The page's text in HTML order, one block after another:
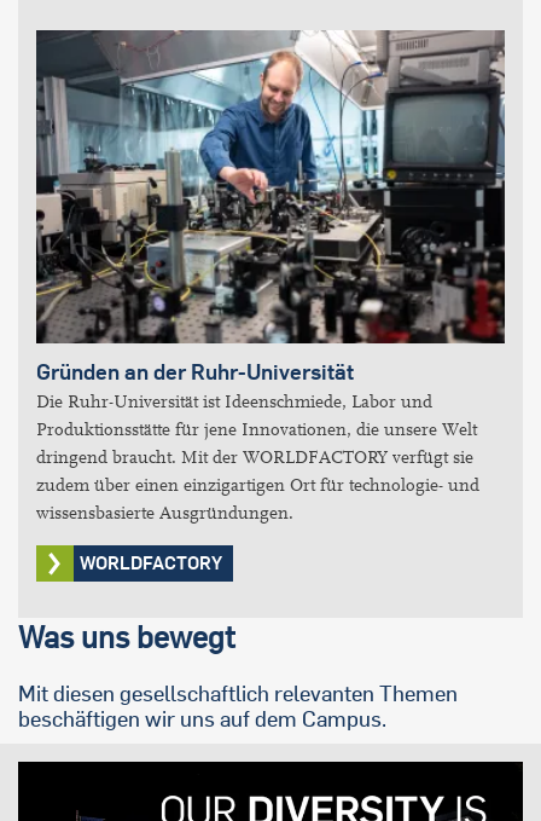
Gründen an der Ruhr-Universität
Die Ruhr-Universität ist Ideenschmiede, Labor und
Produktionsstätte für jene Innovationen, die unsere Welt
dringend braucht. Mit der WORLDFACTORY verfügt sie
zudem über einen einzigartigen Ort für technologie- und
wissensbasierte Ausgründungen.
WORLDFACTORY
Was uns bewegt
Mit diesen gesellschaftlich relevanten Themen
beschäftigen wir uns auf dem Campus.